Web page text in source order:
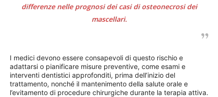
differenze nelle prognosi dei casi di osteonecrosi dei
mascellari.
I medici devono essere consapevoli di questo rischio e
adattarsi o pianificare misure preventive, come esami e
interventi dentistici approfonditi, prima dell’inizio del
trattamento, nonché il mantenimento della salute orale e
l’evitamento di procedure chirurgiche durante la terapia attiva.